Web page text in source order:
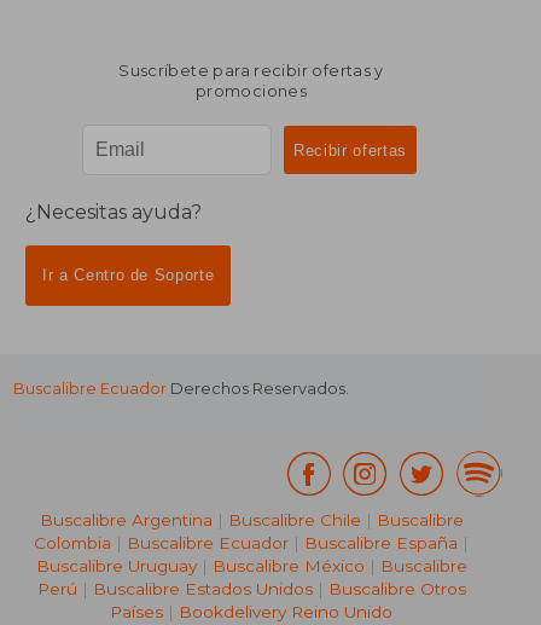
Suscríbete para recibir ofertas y
promociones
¿Necesitas ayuda?
Ir a Centro de Soporte
Buscalibre Ecuador Derechos Reservados.
Buscalibre Argentina | Buscalibre Chile | Buscalibre
Colombia | Buscalibre Ecuador | Buscalibre España |
Buscalibre Uruguay| Buscalibre México | Buscalibre
Perú | Buscalibre Estados Unidos| Buscalibre Otros
Países | Bookdelivery Reino Unido